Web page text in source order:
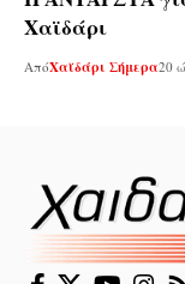
Χαϊδάρι
ΑπόΧαϊδάρι Σήμερα20